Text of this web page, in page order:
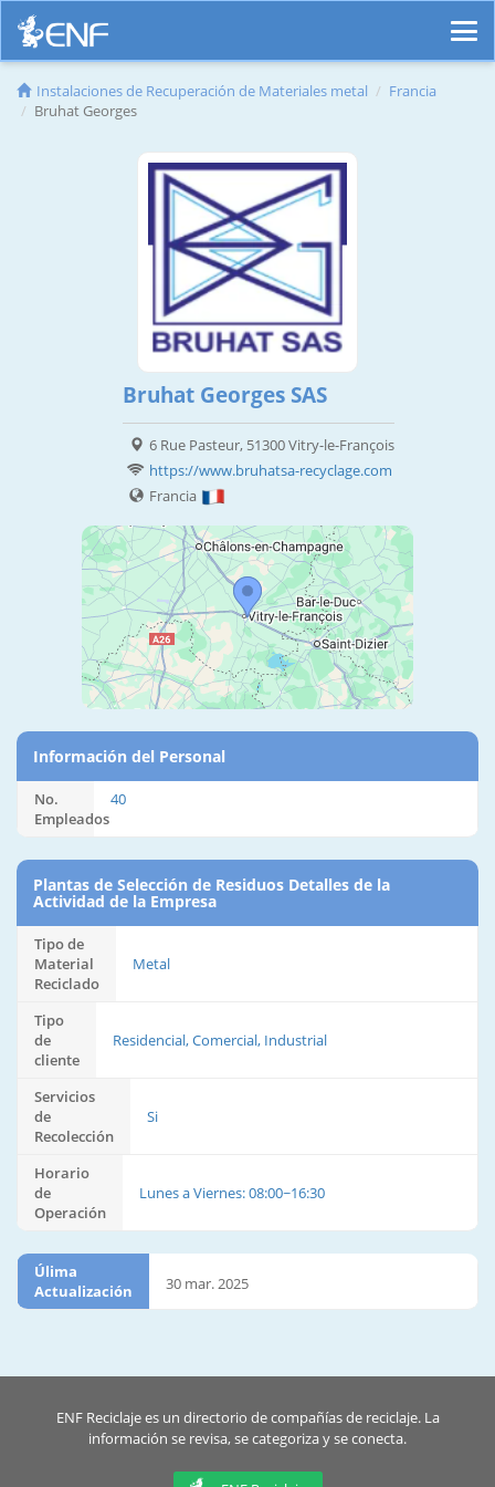
Instalaciones de Recuperación de Materiales metal
Francia
Bruhat Georges
Bruhat Georges SAS
6 Rue Pasteur, 51300 Vitry-le-François
https://www.bruhatsa-recyclage.com
Francia
Información del Personal
No.
Empleados
40
Plantas de Selección de Residuos Detalles de la
Actividad de la Empresa
Tipo de
Material
Reciclado
Metal
Tipo
de
cliente
Residencial, Comercial, Industrial
Servicios
de
Recolección
Si
Horario
de
Operación
Lunes a Viernes: 08:00~16:30
Úlima
Actualización
30 mar. 2025
ENF Reciclaje es un directorio de compañías de reciclaje. La
información se revisa, se categoriza y se conecta.